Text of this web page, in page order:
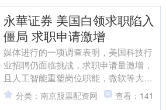
永華证券 美国白领求职陷入
僵局 求职申请激增
媒体进行的一项调查表明，美国科技行
业招聘仍面临挑战，求职申请量激增，
且人工智能重塑岗位职能，微软等大型
企业在关键领域选择性招聘的同时持续
精简架构。 海量资讯、精....
分类：南京股票配资网 查看：141